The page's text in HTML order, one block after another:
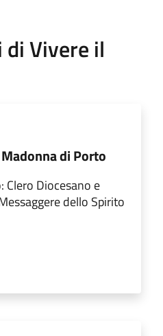
Vivere il
di Porto
Clero Diocesano e
dello Spirito